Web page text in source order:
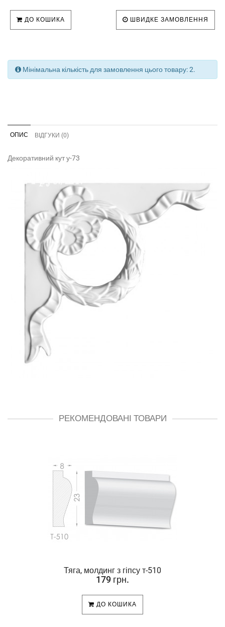
ДО КОШИКА ШВИДКЕ ЗАМОВЛЕННЯ
Мінімальна кількість для замовлення цього товару: 2.
ОПИС ВІДГУКИ (0)
Декоративний кут у-73
РЕКОМЕНДОВАНІ ТОВАРИ
Тяга, молдинг з гіпсу т-510
179 грн.
ДО КОШИКА